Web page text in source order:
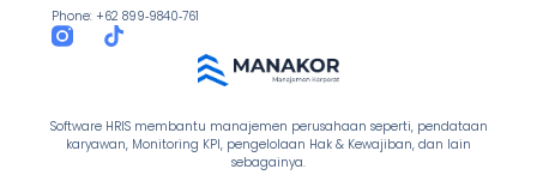
Software HRIS membantu manajemen perusahaan seperti, pendataan
karyawan, Monitoring KPI, pengelolaan Hak & Kewajiban, dan lain
sebagainya.
Phone: +62 899‑9840‑761